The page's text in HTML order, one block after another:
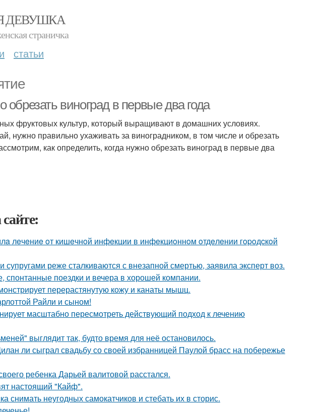
ДЕВУШКА
страничка
статьи
обрезать виноград в первые два года
фруктовых культур, который выращивают в домашних условиях.
нужно правильно ухаживать за виноградником, в том числе и обрезать
как определить, когда нужно обрезать виноград в первые два
лeчeниe oт кишeчнoй инфeкции в инфeкциoннoм oтдeлeнии гopoдcкoй
реже сталкиваются с внезапной смертью, заявила эксперт воз.
поездки и вечера в хорошей компании.
перерастянутую кожу и канаты мышц.
Райли и сыном!
масштабно пересмотреть действующий подход к лечению
выглядит так, будто время для неё остановилось.
ли сыграл свадьбу со своей избранницей Паулой брасс на побережье
ребенка Дарьей валитовой расстался.
настоящий "Кайф".
снимать неугодных самокатчиков и стебать их в сторис.